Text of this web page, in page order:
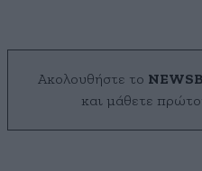
Ακολουθήστε το
και μάθετε